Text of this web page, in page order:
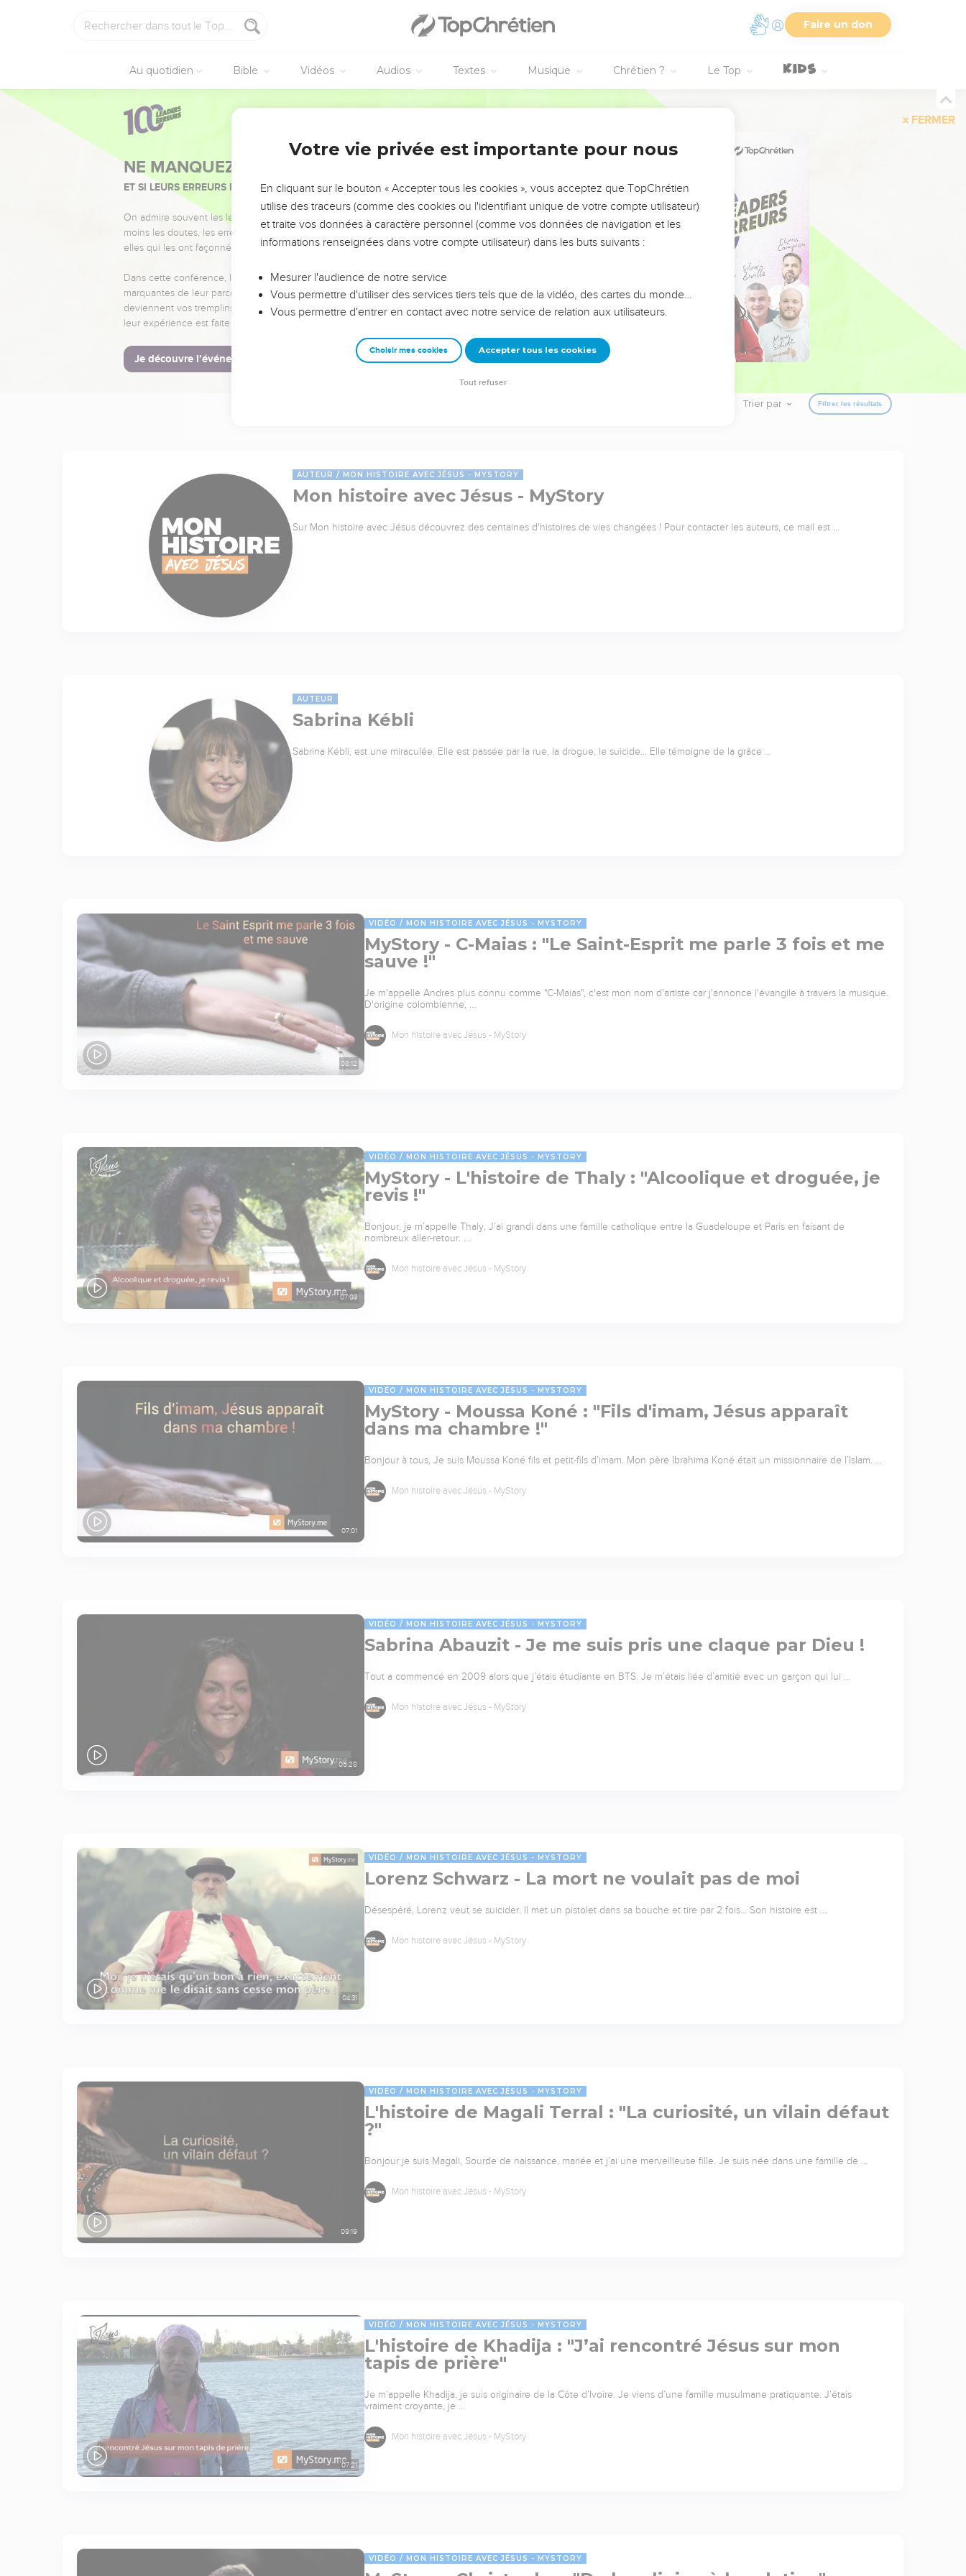
Faire un don
Au quotidien Bible Vidéos Audios Textes Musique Chrétien ? Le Top
FERMER
NE MANQUEZ PAS L’ÉVÉNEMENT DE L’ANNÉE !
ET SI LEURS ERREURS POUVAIENT VOUS ÉVITER LES VOTRES ?
On admire souvent les leaders pour leurs réussites, leur impact, leur foi ou leur vision. Mais on voit
moins les doutes, les erreurs et les saisons difficiles qu'ils ont traversés, alors même que ce sont
elles qui les ont façonnés.
Dans cette conférence, leaders, entrepreneurs, et responsables reviennent sur les erreurs
marquantes de leur parcours et les clés pour avancer avec plus de sagesse afin que leurs erreurs
deviennent vos tremplins. Que vous guidiez un ministère, une équipe, un groupe ou une famille,
leur expérience est faite pour vous.
Je découvre l’événement
Trier par Filtrer les résultats
AUTEUR MON HISTOIRE AVEC JÉSUS - MYSTORY
Mon histoire avec Jésus - MyStory
Sur Mon histoire avec Jésus découvrez des centaines d'histoires de vies changées ! Pour contacter les auteurs, ce mail est …
AUTEUR
Sabrina Kébli
Sabrina Kébli, est une miraculée. Elle est passée par la rue, la drogue, le suicide... Elle témoigne de la grâce …
08:12
VIDÉO MON HISTOIRE AVEC JÉSUS - MYSTORY
MyStory - C-Maias : "Le Saint-Esprit me parle 3 fois et me
sauve !"
Je m'appelle Andres plus connu comme "C-Maias", c'est mon nom d'artiste car j'annonce l'évangile à travers la musique.
D'origine colombienne, …
Mon histoire avec Jésus - MyStory
07:03
VIDÉO MON HISTOIRE AVEC JÉSUS - MYSTORY
MyStory - L'histoire de Thaly : "Alcoolique et droguée, je
revis !"
Bonjour, je m’appelle Thaly, J’ai grandi dans une famille catholique entre la Guadeloupe et Paris en faisant de
nombreux aller-retour. …
Mon histoire avec Jésus - MyStory
07:01
VIDÉO MON HISTOIRE AVEC JÉSUS - MYSTORY
MyStory - Moussa Koné : "Fils d'imam, Jésus apparaît
dans ma chambre !"
Bonjour à tous, Je suis Moussa Koné fils et petit-fils d’imam. Mon père Ibrahima Koné était un missionnaire de l’Islam. …
Mon histoire avec Jésus - MyStory
05:28
VIDÉO MON HISTOIRE AVEC JÉSUS - MYSTORY
Sabrina Abauzit - Je me suis pris une claque par Dieu !
Tout a commencé en 2009 alors que j’étais étudiante en BTS. Je m’étais liée d’amitié avec un garçon qui lui …
Mon histoire avec Jésus - MyStory
04:31
VIDÉO MON HISTOIRE AVEC JÉSUS - MYSTORY
Lorenz Schwarz - La mort ne voulait pas de moi
Désespéré, Lorenz veut se suicider. Il met un pistolet dans sa bouche et tire par 2 fois... Son histoire est …
Mon histoire avec Jésus - MyStory
09:19
VIDÉO MON HISTOIRE AVEC JÉSUS - MYSTORY
L'histoire de Magali Terral : "La curiosité, un vilain défaut
?"
Bonjour je suis Magali, Sourde de naissance, mariée et j’ai une merveilleuse fille. Je suis née dans une famille de …
Mon histoire avec Jésus - MyStory
07:21
VIDÉO MON HISTOIRE AVEC JÉSUS - MYSTORY
L'histoire de Khadija : "J’ai rencontré Jésus sur mon
tapis de prière"
Je m’appelle Khadija, je suis originaire de la Côte d’Ivoire. Je viens d’une famille musulmane pratiquante. J’étais
vraiment croyante, je …
Mon histoire avec Jésus - MyStory
VIDÉO MON HISTOIRE AVEC JÉSUS - MYSTORY
Votre vie privée est importante pour nous
En cliquant sur le bouton « Accepter tous les cookies », vous acceptez que TopChrétien
utilise des traceurs (comme des cookies ou l'identifiant unique de votre compte utilisateur)
et traite vos données à caractère personnel (comme vos données de navigation et les
informations renseignées dans votre compte utilisateur) dans les buts suivants :
Mesurer l'audience de notre service
Vous permettre d'utiliser des services tiers tels que de la vidéo, des cartes du monde…
Vous permettre d'entrer en contact avec notre service de relation aux utilisateurs.
Choisir mes cookies Accepter tous les cookies
Tout refuser